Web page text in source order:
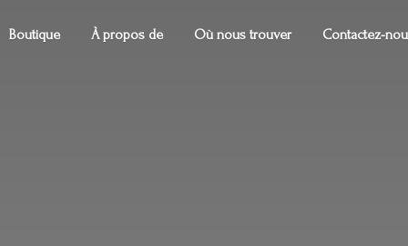
Boutique À propos de Où nous trouver Contactez-